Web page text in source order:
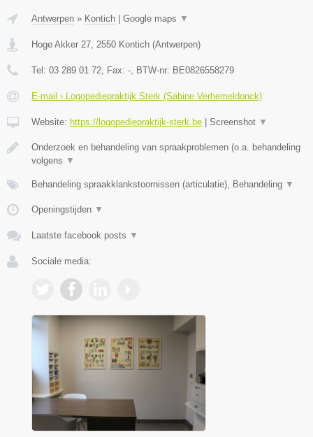
Antwerpen » Kontich Google maps ▼
Hoge Akker 27, 2550 Kontich (Antwerpen)
Tel: 03 289 01 72, Fax: -, BTW-nr: BE0826558279
E-mail › Logopediepraktijk Sterk (Sabine Verhemeldonck)
Website: https://logopediepraktijk-sterk.be Screenshot ▼
Onderzoek en behandeling van spraakproblemen (o.a. behandeling
volgens ▼
Behandeling spraakklankstoornissen (articulatie), Behandeling ▼
Openingstijden ▼
Laatste facebook posts ▼
Sociale media: